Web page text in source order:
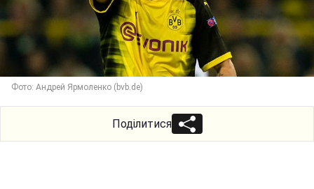
Фото: Андрей Ярмоленко (bvb.de)
Поділитися